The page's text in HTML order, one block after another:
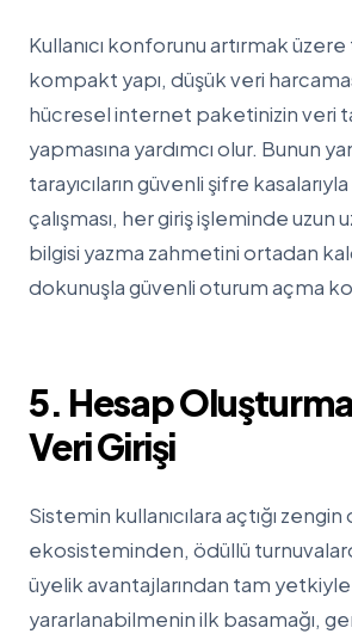
Kullanıcı konforunu artırmak
kompakt yapı, düşük veri
hücresel internet paketinizin veri
yapmasına yardımcı olur. Bunun
tarayıcıların güvenli şifre
çalışması, her giriş işleminde uzun
bilgisi yazma zahmetini ortadan
dokunuşla güvenli oturum açma
5. Hesap
Veri Girişi
Sistemin kullanıcılara açtığı zengin
ekosisteminden, ödüllü
üyelik avantajlarından tam yetkiyle
yararlanabilmenin ilk basamağı,